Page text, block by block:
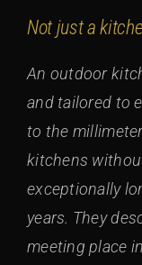
Not just a
An outdoor
and tailored to
to the
kitchens
exceptionally
years. They
meeting place